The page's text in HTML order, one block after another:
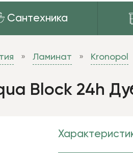
Сантехника
Ламинат Kronopol
Block 24h